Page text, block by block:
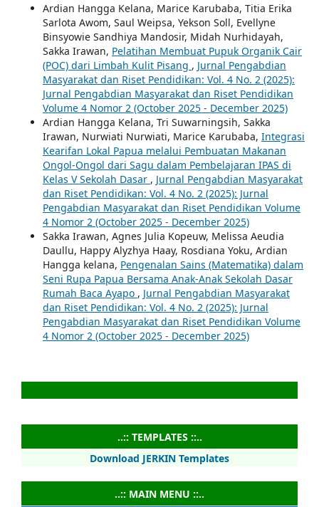
Ardian Hangga Kelana, Marice Karubaba, Titia Erika
Sarlota Awom, Saul Weipsa, Yekson Soll, Evellyne
Binsyowie Sandhiya Mandosir, Midah Nurhidayah,
Sakka Irawan, Pelatihan Membuat Pupuk Organik Cair
(POC) dari Limbah Kulit Pisang , Jurnal Pengabdian
Masyarakat dan Riset Pendidikan: Vol. 4 No. 2 (2025):
Jurnal Pengabdian Masyarakat dan Riset Pendidikan
Volume 4 Nomor 2 (October 2025 - December 2025)
Ardian Hangga Kelana, Tri Suwarningsih, Sakka
Irawan, Nurwiati Nurwiati, Marice Karubaba, Integrasi
Kearifan Lokal Papua melalui Pembuatan Makanan
Ongol-Ongol dari Sagu dalam Pembelajaran IPAS di
Kelas V Sekolah Dasar , Jurnal Pengabdian Masyarakat
dan Riset Pendidikan: Vol. 4 No. 2 (2025): Jurnal
Pengabdian Masyarakat dan Riset Pendidikan Volume
4 Nomor 2 (October 2025 - December 2025)
Sakka Irawan, Agnes Julia Kopeuw, Melissa Aeudia
Daullu, Happy Alyzhya Haay, Rosdiana Yoku, Ardian
Hangga kelana, Pengenalan Sains (Matematika) dalam
Seni Rupa Papua Bersama Anak-Anak Sekolah Dasar
Rumah Baca Ayapo , Jurnal Pengabdian Masyarakat
dan Riset Pendidikan: Vol. 4 No. 2 (2025): Jurnal
Pengabdian Masyarakat dan Riset Pendidikan Volume
4 Nomor 2 (October 2025 - December 2025)
..:: TEMPLATES ::..
Download JERKIN Templates
..:: MAIN MENU ::..